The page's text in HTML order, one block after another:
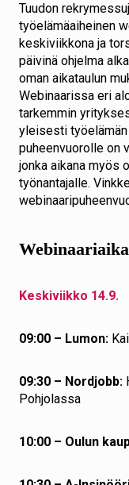
Tuudon
työelämäaiheinen
keskiviikkona ja
päivinä ohjelma
oman aikataulun
Webinaarissa eri
tarkemmin
yleisesti
puheenvuorolle on
jonka aikana myös
työnantajalle.
Keskiviikko 14.9.
09:00 – Lumon:
09:30 – Nordjobb:
Pohjolassa
10:00 – Oulun